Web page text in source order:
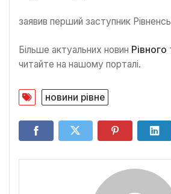
заявив перший заступник
Більше актуальних новин Рівного
читайте на нашому порталі.
новини рівне